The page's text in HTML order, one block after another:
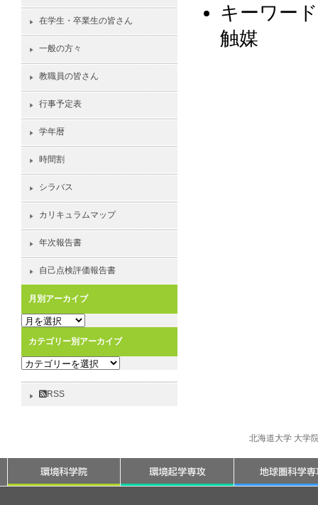
キーワー
触媒
在学生・卒業生の皆さん
一般の方々
教職員の皆さん
行事予定表
学年暦
時間割
シラバス
カリキュラムマップ
年次報告書
自己点検評価報告書
月別アーカイブ
月
ー
カ
イ
カテゴリー別アーカイブ
カ
ゴ
カ
RSS
北海道大学 大学